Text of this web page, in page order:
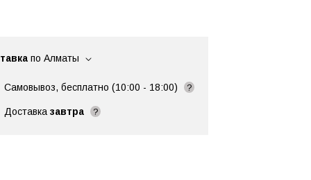
по Алматы
Самовывоз, бесплатно (10:00 - 18:00) ?
Доставка завтра ?